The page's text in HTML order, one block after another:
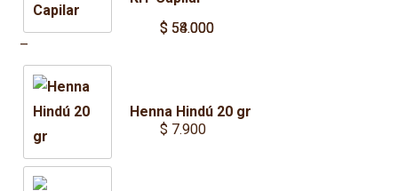
$54.000
–
$58.000
range:
$ 54.000
through
$ 58.000
Henna Hindú 20 gr
$ 7.900